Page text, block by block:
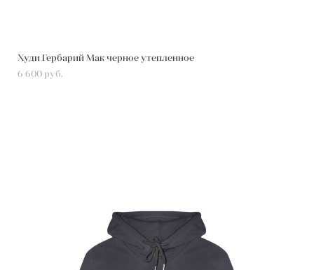
Худи Гербарий Мак черное утепленное
6 600 pуб.